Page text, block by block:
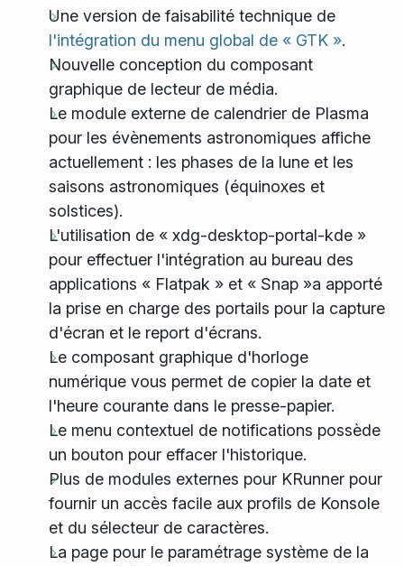
Une version de faisabilité technique de
l'intégration du menu global de « GTK ».
Nouvelle conception du composant
graphique de lecteur de média.
Le module externe de calendrier de Plasma
pour les évènements astronomiques affiche
actuellement : les phases de la lune et les
saisons astronomiques (équinoxes et
solstices).
L'utilisation de « xdg-desktop-portal-kde »
pour effectuer l'intégration au bureau des
applications « Flatpak » et « Snap »a apporté
la prise en charge des portails pour la capture
d'écran et le report d'écrans.
Le composant graphique d'horloge
numérique vous permet de copier la date et
l'heure courante dans le presse-papier.
Le menu contextuel de notifications possède
un bouton pour effacer l'historique.
Plus de modules externes pour KRunner pour
fournir un accès facile aux profils de Konsole
et du sélecteur de caractères.
La page pour le paramétrage système de la